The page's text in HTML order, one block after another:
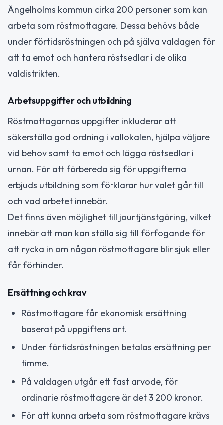
Ängelholms kommun cirka 200 personer som kan
arbeta som röstmottagare. Dessa behövs både
under förtidsröstningen och på själva valdagen för
att ta emot och hantera röstsedlar i de olika
valdistrikten.
Arbetsuppgifter och utbildning
Röstmottagarnas uppgifter inkluderar att
säkerställa god ordning i vallokalen, hjälpa väljare
vid behov samt ta emot och lägga röstsedlar i
urnan. För att förbereda sig för uppgifterna
erbjuds utbildning som förklarar hur valet går till
och vad arbetet innebär.
Det finns även möjlighet till jourtjänstgöring, vilket
innebär att man kan ställa sig till förfogande för
att rycka in om någon röstmottagare blir sjuk eller
får förhinder.
Ersättning och krav
Röstmottagare får ekonomisk ersättning
baserat på uppgiftens art.
Under förtidsröstningen betalas ersättning per
timme.
På valdagen utgår ett fast arvode, för
ordinarie röstmottagare är det 3 200 kronor.
För att kunna arbeta som röstmottagare krävs